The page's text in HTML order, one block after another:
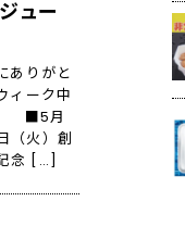
ュー
ありがと
ィーク中
。 ■5月
火）創
念 […]